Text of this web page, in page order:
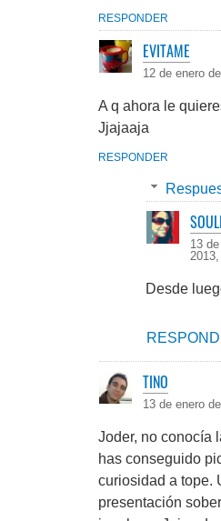
RESPONDER
EVITAME
12 de enero
A q ahora le
Jjajaaja
RESPONDER
13
Desde
TINO
13 de enero
Joder, no conocía
has conseguido
curiosidad a tope.
presentación